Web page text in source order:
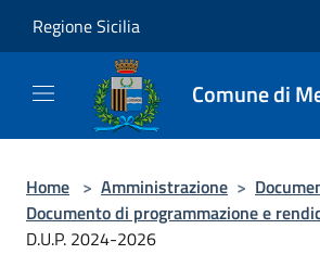
Regione Sicilia
Comune di
Home > Amministrazione >
Documento di programmazione e
D.U.P. 2024-2026